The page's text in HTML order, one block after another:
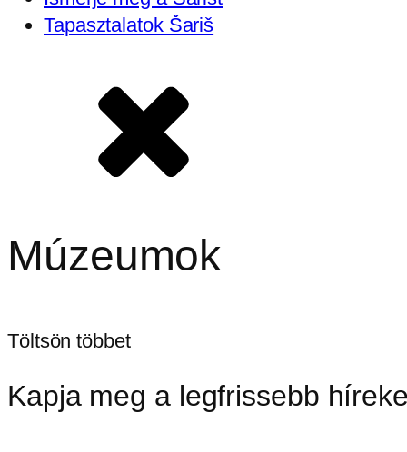
Tapasztalatok Šariš
Múzeumok
Töltsön többet
Kapja meg a legfrissebb